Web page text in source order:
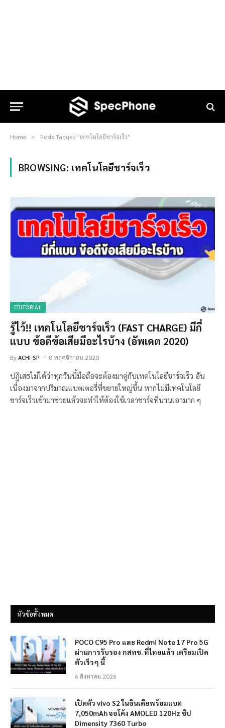
Home » Posts Tagged "เทคโนโลยีชาร์จเร็ว"
BROWSING: เทคโนโลยีชาร์จเร็ว
EDITORIAL
รู้ไว้!! เทคโนโลยีชาร์จเร็ว (FAST CHARGE) มีกี่
แบบ ข้อดีข้อเสียมีอะไรบ้าง (อัพเดต 2020)
ByACHI-SP 8 พฤศจิกายน 2020
ปฏิเสธไม่ได้ว่าทุกวันนี้มือถือจะต้องมาคู่กับเทคโนโลยีชาร์จเร็ว อัน
เนื่องมาจากปริมาณแบตเตอรี่ที่ขยายใหญ่ขึ้น หากไม่มีเทคโนโลยี
ชาร์จเร็วเข้ามาช่วยแล้วจะทำให้ต้องใช้เวลาชาร์จที่นานเอามาก ๆ
หัวข้อทั้งหมด
POCO C95 Pro และ Redmi Note 17 Pro 5G
ผ่านการรับรอง กสทช. ที่ไทยแล้ว เตรียมเปิด
ตัวเร็วๆ นี้
6 สิงหาคม 2026
เปิดตัว vivo S2 ในอินเดียพร้อมแบต
7,050mAh จอโค้ง AMOLED 120Hz ชิป
Dimensity 7360 Turbo